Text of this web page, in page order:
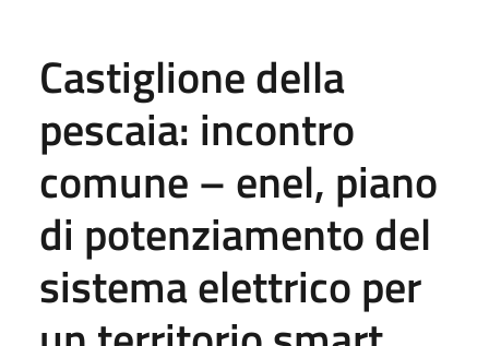
Castiglione della
pescaia: incontro
comune – enel, piano
di potenziamento del
sistema elettrico per